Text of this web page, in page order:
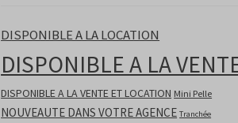
DISPONIBLE A LA LOCATION
DISPONIBLE A LA
DISPONIBLE A LA VENTE ET LOCATION Mini Pelle
NOUVEAUTE DANS VOTRE AGENCE Tranchée